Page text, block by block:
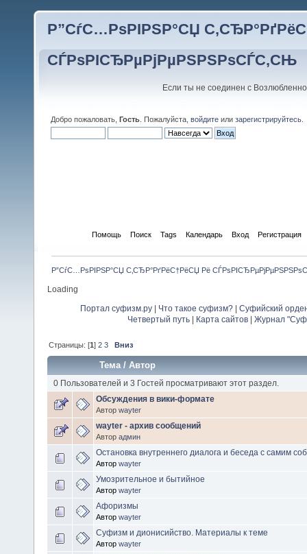
Р”СѓС…РѕРІРЅР°СЏ
СЃРѕРІСЂРµРјРµРЅРЅРѕСЃС‚СЊ
Если ты не соединен с
Добро пожаловать, Гость . Пожалуйста, войдите или зарегистрируйтесь
Помощь Поиск Tags Календарь Вход Регистрация
Р”СѓС…РѕРІРЅР°СЏ С‚СЂР°РґРёС†РёСЏ Рё
Loading
Портал суфизм.ру Что такое суфизм?
Суфийский
Четвертый путь| Карта сайтов| Журнал
Страницы: [1]2 3 Вниз
Тема/Автор
0 Пользователей и 3 Гостей просматривают этот раздел.
Обсуждения в вики-формате
Автор wayter
wayter - архив сообщений
Автор админ
Остановка внутреннего диалога и беседа с самим
Автор wayter
Умозрительное и бытийное
Автор wayter
Афоризмы
Автор wayter
Суфизм и дионисийство. Материалы к теме
Автор wayter